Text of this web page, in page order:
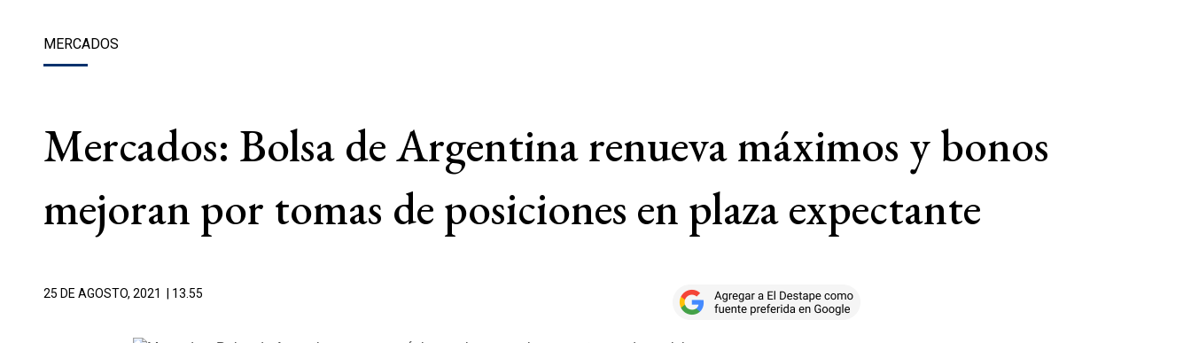
MERCADOS
Mercados: Bolsa de Argentina renueva máximos y bonos
mejoran por tomas de posiciones en plaza expectante
25 DE AGOSTO, 2021 | 13.55